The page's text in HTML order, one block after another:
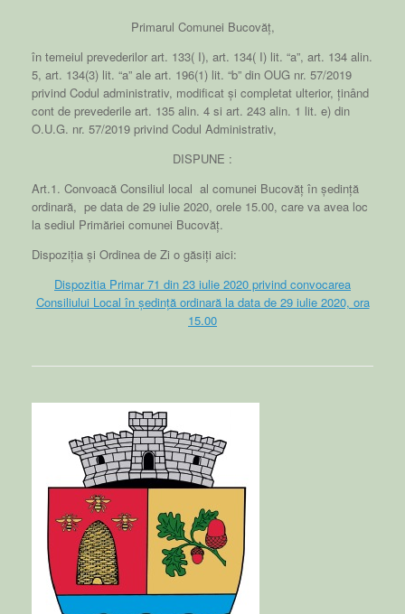
Primarul Comunei Bucovăț,
în temeiul prevederilor art. 133( I), art. 134( I) lit. “a”, art. 134 alin.
5, art. 134(3) lit. “a” ale art. 196(1) lit. “b” din OUG nr. 57/2019
privind Codul administrativ, modificat și completat ulterior, ținând
cont de prevederile art. 135 alin. 4 si art. 243 alin. 1 lit. e) din
O.U.G. nr. 57/2019 privind Codul Administrativ,
DISPUNE :
Art.1. Convoacă Consiliul local al comunei Bucovăț în ședință
ordinară, pe data de 29 iulie 2020, orele 15.00, care va avea loc
la sediul Primăriei comunei Bucovăț.
Dispoziția și Ordinea de Zi o găsiți aici:
Dispozitia Primar 71 din 23 iulie 2020 privind convocarea
Consiliului Local în ședință ordinară la data de 29 iulie 2020, ora
15.00